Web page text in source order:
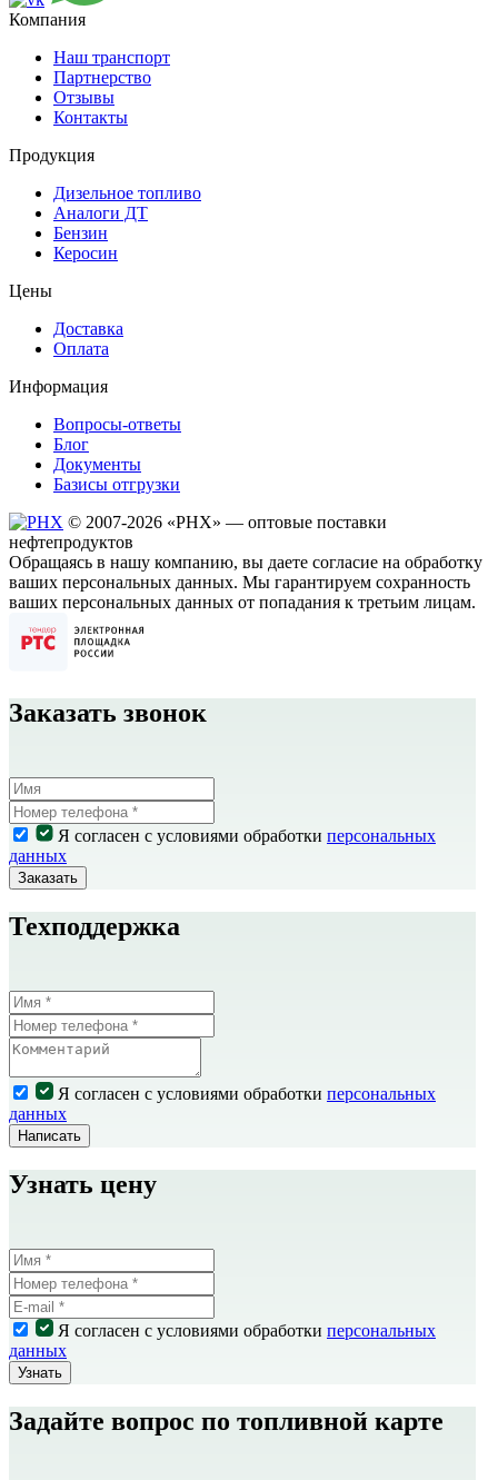
Компания
Наш транспорт
Партнерство
Отзывы
Контакты
Продукция
Дизельное топливо
Аналоги ДТ
Бензин
Керосин
Цены
Доставка
Оплата
Информация
Вопросы-ответы
Блог
Документы
Базисы отгрузки
© 2007-2026 «РHХ» — оптовые поставки
нефтепродуктов
Обращаясь в нашу компанию, вы даете согласие на обработку
ваших персональных данных. Мы гарантируем сохранность
ваших персональных данных от попадания к третьим лицам.
Заказать звонок
Я согласен с условиями обработки персональных
данных
Заказать
Техподдержка
Я согласен с условиями обработки персональных
данных
Написать
Узнать цену
Я согласен с условиями обработки персональных
данных
Узнать
Задайте вопрос по топливной карте